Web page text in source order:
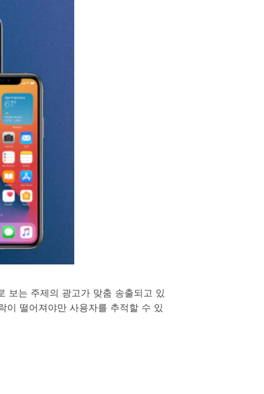
보는 주제의 광고가 맞춤 송출되고 있
이 떨어져야만 사용자를 추적할 수 있